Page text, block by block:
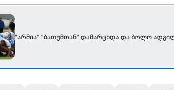
"არმია" "ბათუმთან" დამარცხდა და ბოლო